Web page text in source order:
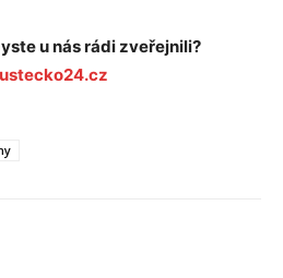
u nás rádi zveřejnili?